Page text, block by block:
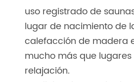
uso registrado de
lugar de nacimiento de
calefacción de madera
mucho más que
relajación.